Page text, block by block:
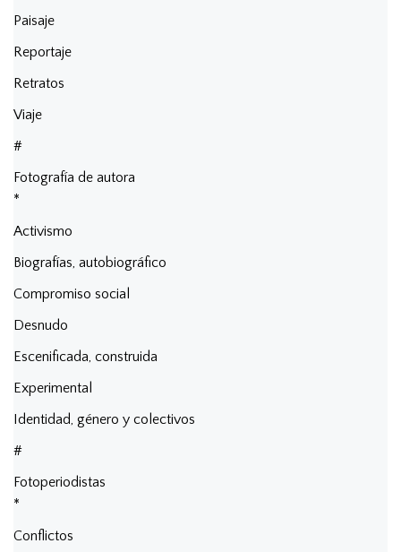
Paisaje
Reportaje
Retratos
Viaje
#
Fotografía de autora
*
Activismo
Biografías, autobiográfico
Compromiso social
Desnudo
Escenificada, construida
Experimental
Identidad, género y colectivos
#
Fotoperiodistas
*
Conflictos